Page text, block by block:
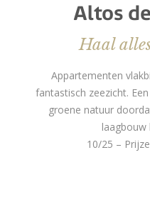
Altos
Haal
Appartementen
fantastisch zeezicht.
groene natuur
laagbouw
10/25 –